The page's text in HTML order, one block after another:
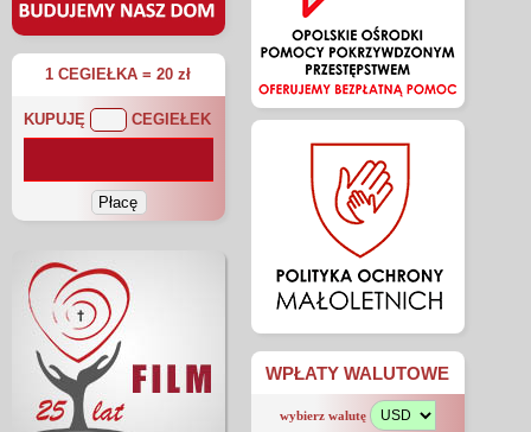
1 CEGIEŁKA = 20 zł
KUPUJĘ CEGIEŁEK
WPŁATY WALUTOWE
wybierz walutę